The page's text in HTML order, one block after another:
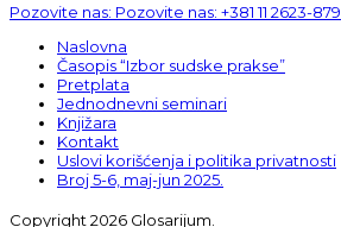
Pozovite nas: Pozovite nas: +381 11 2623-879
Naslovna
Časopis “Izbor sudske prakse”
Pretplata
Jednodnevni seminari
Knjižara
Kontakt
Uslovi korišćenja i politika privatnosti
Broj 5-6, maj-jun 2025.
Copyright 2026 Glosarijum.